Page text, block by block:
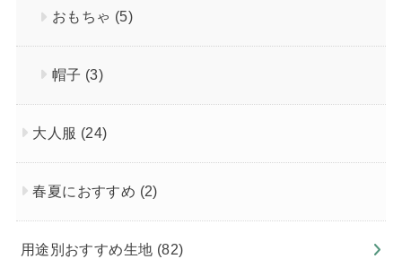
おもちゃ (5)
帽子 (3)
大人服 (24)
春夏におすすめ (2)
用途別おすすめ生地 (82)